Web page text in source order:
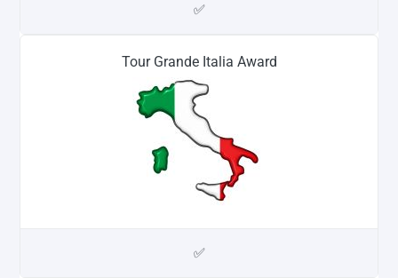
✅
Tour Grande Italia Award
✅